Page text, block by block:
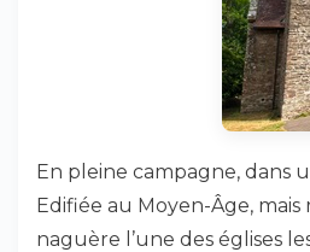
En pleine campagne, dans
Edifiée au Moyen-Âge,
naguère l’une des églises